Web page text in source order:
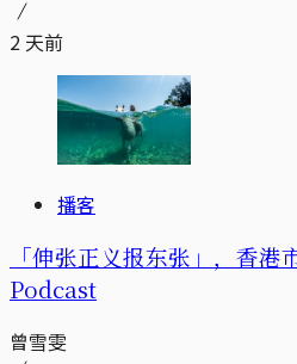
2 天前
播客
「伸张正义报东张」，香港
Podcast
曾雪雯